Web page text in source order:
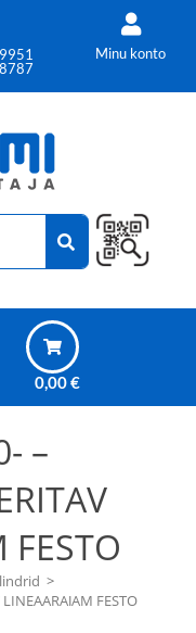
Minu konto
0,00€
–
FESTO
>
LINEAARAJAM FESTO